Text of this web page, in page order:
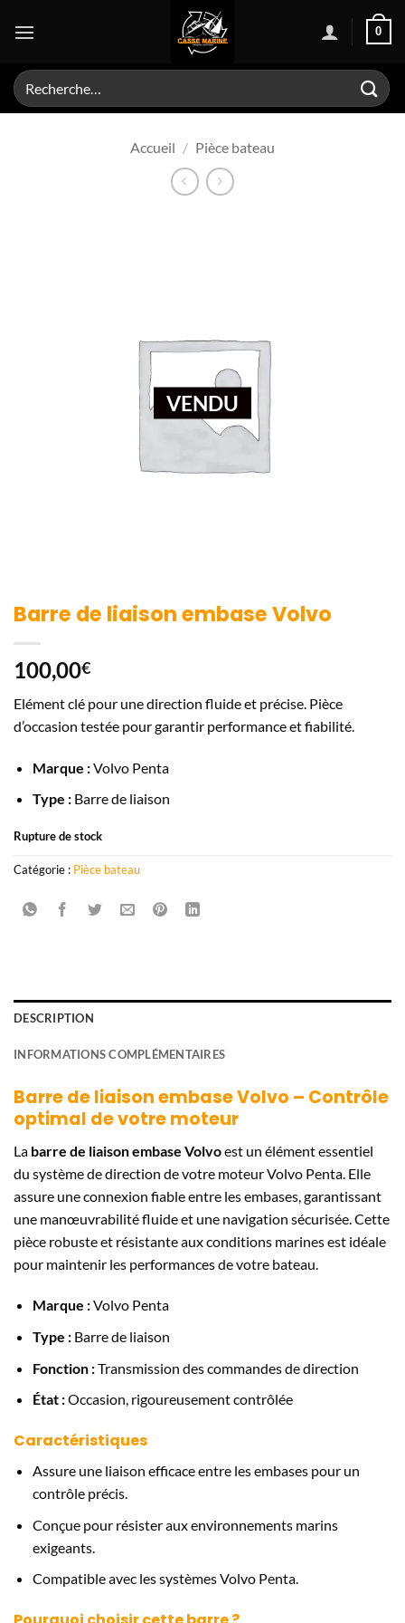
0
Recherche
pour :
Accueil / Pièce bateau
VENDU
Barre de liaison embase Volvo
100,00€
Elément clé pour une direction fluide et précise. Pièce
d’occasion testée pour garantir performance et fiabilité.
Marque :Volvo Penta
Type :Barre de liaison
Rupture de stock
Catégorie : Pièce bateau
DESCRIPTION
INFORMATIONS COMPLÉMENTAIRES
Barre de liaison embase Volvo – Contrôle
optimal de votre moteur
La barre de liaison embase Volvoest un élément essentiel
du système de direction de votre moteur Volvo Penta. Elle
assure une connexion fiable entre les embases, garantissant
une manœuvrabilité fluide et une navigation sécurisée. Cette
pièce robuste et résistante aux conditions marines est idéale
pour maintenir les performances de votre bateau.
Marque :Volvo Penta
Type :Barre de liaison
Fonction :Transmission des commandes de direction
État :Occasion, rigoureusement contrôlée
Caractéristiques
Assure une liaison efficace entre les embases pour un
contrôle précis.
Conçue pour résister aux environnements marins
exigeants.
Compatible avec les systèmes Volvo Penta.